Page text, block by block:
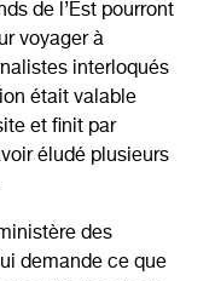
de l’Est pourront
voyager à
interloqués
était valable
et finit par
éludé plusieurs
des
demande ce que